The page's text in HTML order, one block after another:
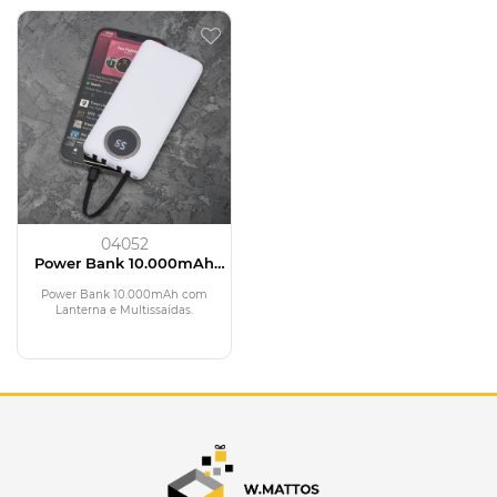
04052
Power Bank 10.000mAh
Multissaídas
Power Bank 10.000mAh com
Lanterna e Multissaídas.